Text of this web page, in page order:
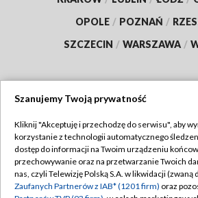
OPOLE / POZNAŃ /
SZCZECIN / WARSZAWA /
TVP
Abonament TVP
Emisja w TVP
Regulamin TVP
Polityka
Szanujemy Twoją prywatność
Kliknij "Akceptuję i przechodzę do serwisu", aby
korzystanie z technologii automatycznego
dostęp do informacji na Twoim urządzeniu
przechowywanie oraz na przetwarzanie Twoich
nas, czyli Telewizję Polską S.A. w likwidacji (zwaną
Zaufanych Partnerów z IAB* (1201 firm) oraz